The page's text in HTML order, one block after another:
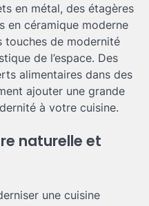
en métal, des étagères
en céramique moderne
de modernité
de l’espace. Des
alimentaires dans des
ajouter une grande
à votre cuisine.
naturelle et
une cuisine